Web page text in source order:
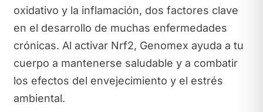
oxidativo y la inflamación, dos factores clave
en el desarrollo de muchas enfermedades
crónicas. Al activar Nrf2, Genomex ayuda a tu
cuerpo a mantenerse saludable y a combatir
los efectos del envejecimiento y el estrés
ambiental.